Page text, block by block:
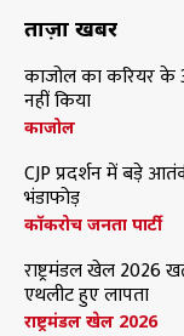
ताज़ा खबरें
काजोल का करियर के
नहीं किया
काजोल
CJP प्रदर्शन में बड़े
भंडाफोड़
कॉकरोच जनता पार्टी
राष्ट्रमंडल खेल 2026
एथलीट हुए लापता
राष्ट्रमंडल खेल 2026